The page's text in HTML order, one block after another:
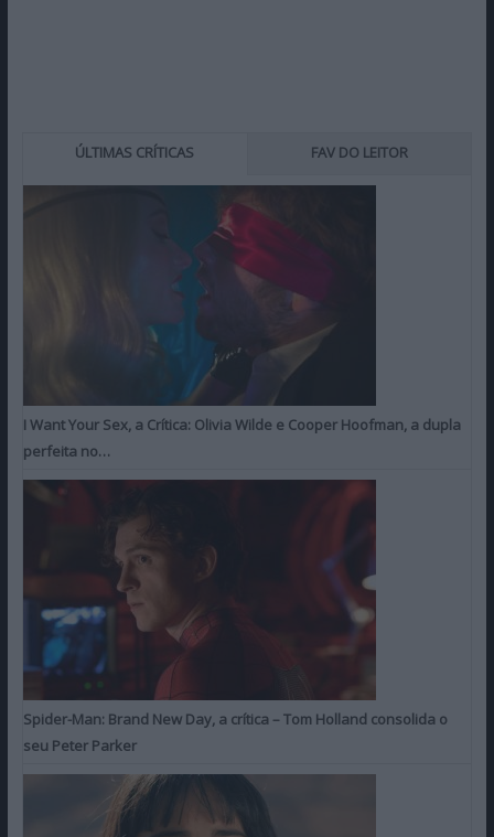
ÚLTIMAS CRÍTICAS FAV DO LEITOR
I Want Your Sex, a Crítica: Olivia Wilde e Cooper Hoofman, a dupla
perfeita no…
Spider-Man: Brand New Day, a crítica – Tom Holland consolida o
seu Peter Parker